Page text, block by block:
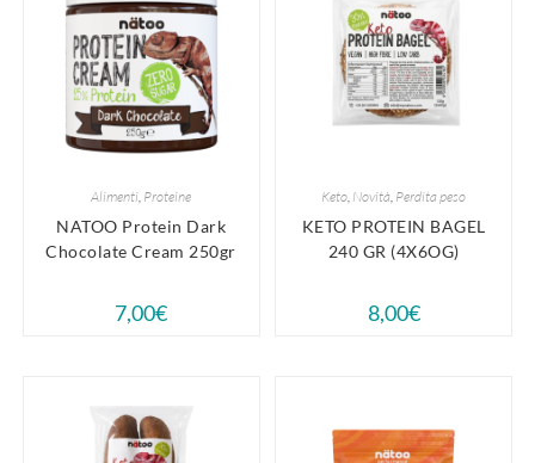
Alimenti, Proteine
NATOO Protein Dark
Chocolate Cream 250gr
7,00€
Keto, Novità, Perdita peso
KETO PROTEIN BAGEL
240 GR (4X6OG)
8,00€